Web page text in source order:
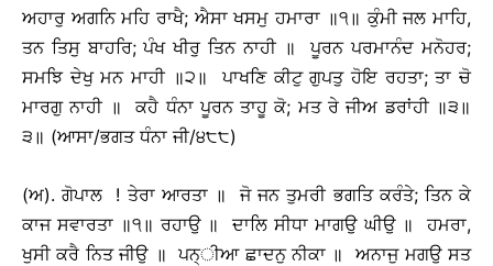
ਅਹਾਰੁ ਅਗਨਿ ਮਹਿ ਰਾਖੈ; ਐਸਾ ਖਸਮੁ ਹਮਾਰਾ ॥੧॥ ਕੁੰਮੀ ਜਲ ਮਾਹਿ,
ਤਨ ਤਿਸੁ ਬਾਹਰਿ; ਪੰਖ ਖੀਰੁ ਤਿਨ ਨਾਹੀ ॥ ਪੂਰਨ ਪਰਮਾਨੰਦ ਮਨੋਹਰ;
ਸਮਝਿ ਦੇਖੁ ਮਨ ਮਾਹੀ ॥੨॥ ਪਾਖਣਿ ਕੀਟੁ ਗੁਪਤੁ ਹੋਇ ਰਹਤਾ; ਤਾ ਚੋ
ਮਾਰਗੁ ਨਾਹੀ ॥ ਕਹੈ ਧੰਨਾ ਪੂਰਨ ਤਾਹੂ ਕੋ; ਮਤ ਰੇ ਜੀਅ ਡਰਾਂਹੀ ॥੩॥
੩॥ (ਆਸਾ/ਭਗਤ ਧੰਨਾ ਜੀ/੪੮੮)
(ਅ). ਗੋਪਾਲ ! ਤੇਰਾ ਆਰਤਾ ॥ ਜੋ ਜਨ ਤੁਮਰੀ ਭਗਤਿ ਕਰੰਤੇ; ਤਿਨ ਕੇ
ਕਾਜ ਸਵਾਰਤਾ ॥੧॥ ਰਹਾਉ ॥ ਦਾਲਿ ਸੀਧਾ ਮਾਗਉ ਘੀਉ ॥ ਹਮਰਾ,
ਖੁਸੀ ਕਰੈ ਨਿਤ ਜੀਉ ॥ ਪਨ੍ੀਆ ਛਾਦਨੁ ਨੀਕਾ ॥ ਅਨਾਜੁ ਮਗਉ ਸਤ